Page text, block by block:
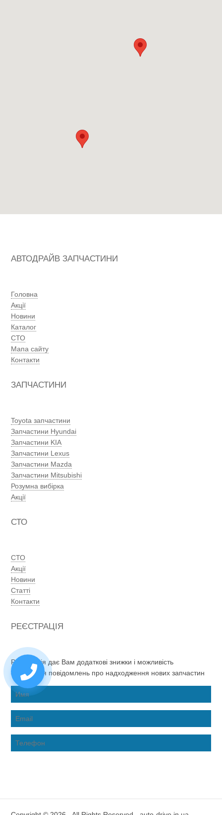
АВТОДРАЙВ ЗАПЧАСТИНИ
Головна
Акції
Новини
Каталог
СТО
Мапа сайту
Контакти
ЗАПЧАСТИНИ
Toyota запчастини
Запчастини Hyundai
Запчастини KIA
Запчастини Lexus
Запчастини Mazda
Запчастини Mitsubishi
Розумна вибірка
Акції
СТО
СТО
Акції
Новини
Статті
Контакти
РЕЄСТРАЦІЯ
Реєстрація дає Вам додаткові знижки і можливість
отримання повідомлень про надходження нових запчастин